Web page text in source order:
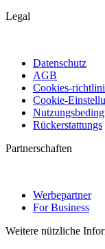
Legal
Datenschutz
AGB
Cookies-
Cookie-
Rückerstattungs
Partnerschaften
Werbepartner
For Business
Weitere nützliche